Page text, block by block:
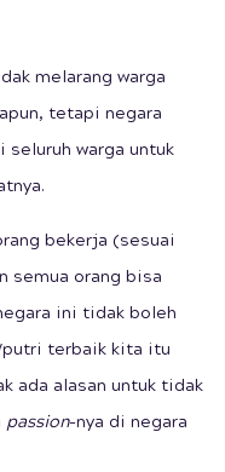
melarang warga
tetapi negara
warga untuk
bekerja (sesuai
semua orang bisa
ini tidak boleh
putri terbaik kita itu
ada alasan untuk tidak
passion-nya di negara